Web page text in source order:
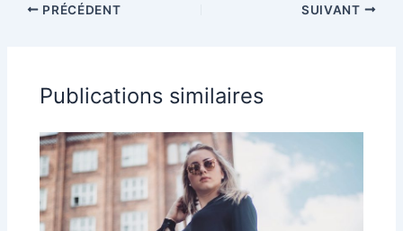
PRÉCÉDENT SUIVANT
Publications similaires